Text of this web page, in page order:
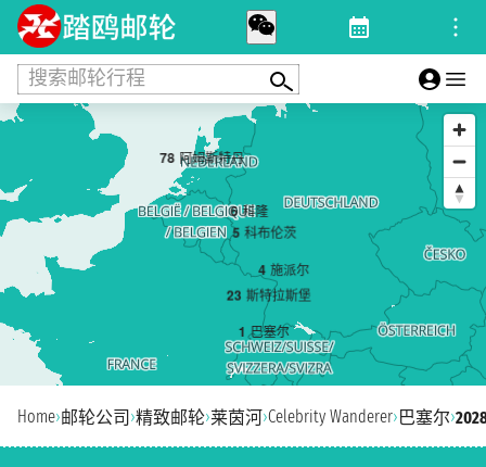
搜索邮轮行程
1 巴塞尔
23 斯特拉斯堡
4 施派尔
5 科布伦茨
6 科隆
78 阿姆斯特丹
Home›邮轮公司 ›精致邮轮›莱茵河›Celebrity Wanderer›巴塞尔›